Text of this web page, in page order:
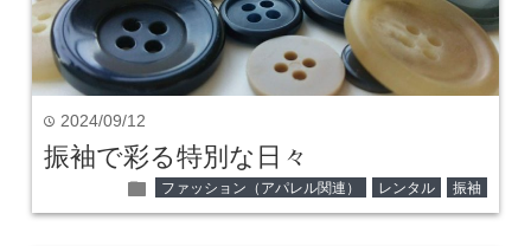
time 2024/09/12
振袖で彩る特別な日々
folder ファッション（アパレル関連） レンタル 振袖